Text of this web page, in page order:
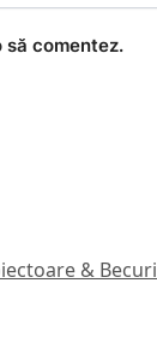
comentez.
&